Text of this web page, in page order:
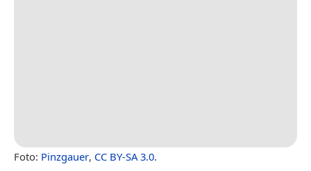
Foto: Pinzgauer, CC BY-SA 3.0.